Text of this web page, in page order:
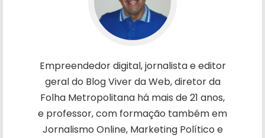
Empreendedor digital, jornalista e editor
geral do Blog Viver da Web, diretor da
Folha Metropolitana há mais de 21 anos,
e professor, com formação também em
Jornalismo Online, Marketing Político e